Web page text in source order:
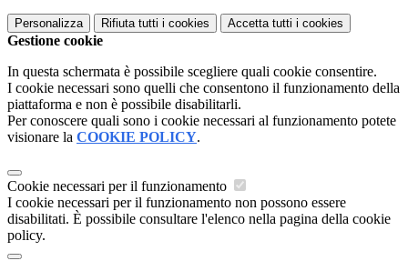
Personalizza Rifiuta tutti i cookies Accetta tutti i cookies
Gestione cookie
In questa schermata è possibile scegliere quali cookie consentire.
I cookie necessari sono quelli che consentono il funzionamento della
piattaforma e non è possibile disabilitarli.
Per conoscere quali sono i cookie necessari al funzionamento potete
visionare la COOKIE POLICY.
Cookie necessari per il funzionamento
I cookie necessari per il funzionamento non possono essere
disabilitati. È possibile consultare l'elenco nella pagina della cookie
policy.